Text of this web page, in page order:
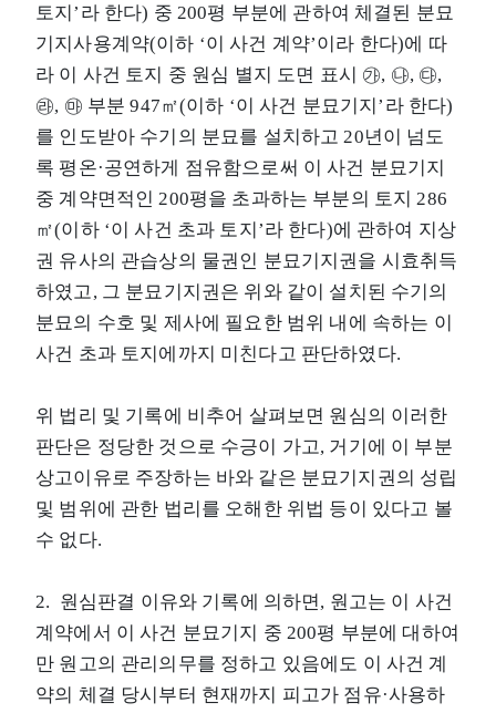
토지’라 한다) 중 200평 부분에 관하여 체결된 분묘
기지사용계약(이하 ‘이 사건 계약’이라 한다)에 따
라 이 사건 토지 중 원심 별지 도면 표시 ㉮, ㉯, ㉰,
㉱, ㉲ 부분 947㎡(이하 ‘이 사건 분묘기지’라 한다)
를 인도받아 수기의 분묘를 설치하고 20년이 넘도
록 평온·공연하게 점유함으로써 이 사건 분묘기지
중 계약면적인 200평을 초과하는 부분의 토지 286
㎡(이하 ‘이 사건 초과 토지’라 한다)에 관하여 지상
권 유사의 관습상의 물권인 분묘기지권을 시효취득
하였고, 그 분묘기지권은 위와 같이 설치된 수기의
분묘의 수호 및 제사에 필요한 범위 내에 속하는 이
사건 초과 토지에까지 미친다고 판단하였다.
위 법리 및 기록에 비추어 살펴보면 원심의 이러한
판단은 정당한 것으로 수긍이 가고, 거기에 이 부분
상고이유로 주장하는 바와 같은 분묘기지권의 성립
및 범위에 관한 법리를 오해한 위법 등이 있다고 볼
수 없다.
2. 원심판결 이유와 기록에 의하면, 원고는 이 사건
계약에서 이 사건 분묘기지 중 200평 부분에 대하여
만 원고의 관리의무를 정하고 있음에도 이 사건 계
약의 체결 당시부터 현재까지 피고가 점유·사용하